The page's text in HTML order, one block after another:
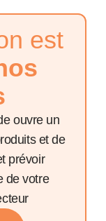
est
ouvre un
et de
prévoir
de votre